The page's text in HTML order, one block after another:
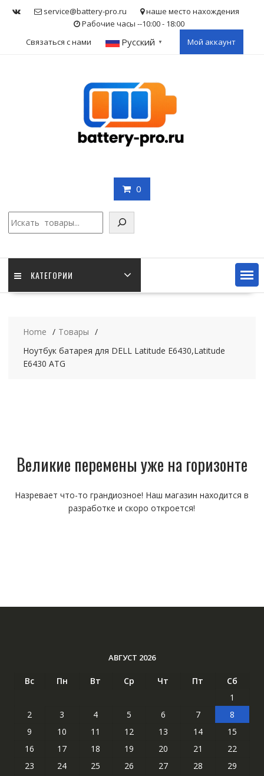
service@battery-pro.ru
наше место нахождения
Рабочие часы --10:00 - 18:00
Связаться с нами
Русский ▼ Мой аккаунт
0
КАТЕГОРИИ
Home
Товары
Ноутбук батарея для DELL Latitude E6430,Latitude
E6430 ATG
Великие перемены уже на горизонте
Назревает что-то грандиозное! Наш магазин находится в
разработке и скоро откроется!
АВГУСТ 2026
Вс Пн Вт Ср Чт Пт
Сб
1
2
3 4 5 6 7
8
9
10 11 12 13 14
15
16
17 18 19 20 21
22
23
24 25 26 27 28
29